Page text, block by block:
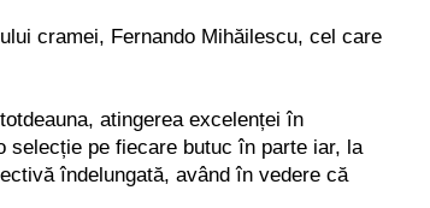
cramei, Fernando Mihăilescu, cel care
atingerea excelenței în
pe fiecare butuc în parte iar, la
îndelungată, având în vedere că